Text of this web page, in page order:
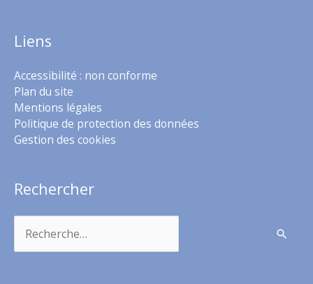
Liens
Accessibilité : non conforme
Plan du site
Mentions légales
Politique de protection des données
Gestion des cookies
Rechercher